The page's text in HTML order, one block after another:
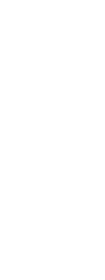
自給的農家数
横の計と合
満で、調査
の農家。 平
調査対象。
児・小中高
ら令和元年